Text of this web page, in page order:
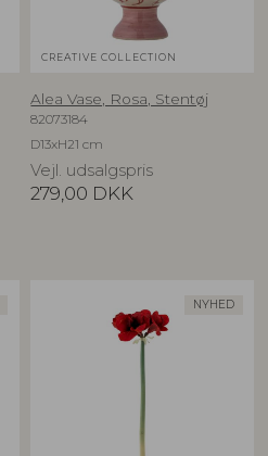
CREATIVE COLLECTION
Alea Vase, Rosa, Stentøj
82073184
D13xH21 cm
Vejl. udsalgspris
279,00 DKK
NYHED